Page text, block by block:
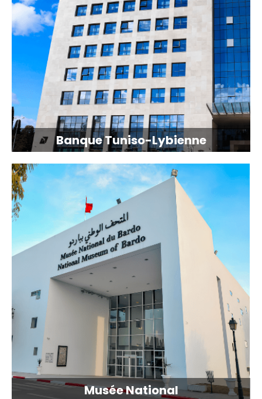
Banque Tuniso-Lybienne
Musée National